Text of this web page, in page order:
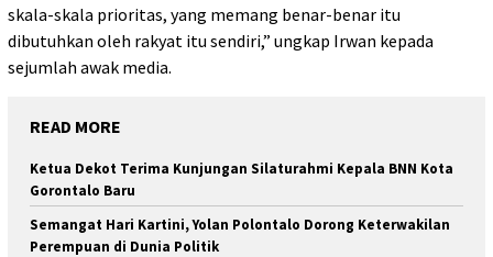
skala-skala prioritas, yang memang benar-benar itu
dibutuhkan oleh rakyat itu sendiri,” ungkap Irwan kepada
sejumlah awak media.
READ MORE
Ketua Dekot Terima Kunjungan Silaturahmi Kepala BNN Kota
Gorontalo Baru
Semangat Hari Kartini, Yolan Polontalo Dorong Keterwakilan
Perempuan di Dunia Politik